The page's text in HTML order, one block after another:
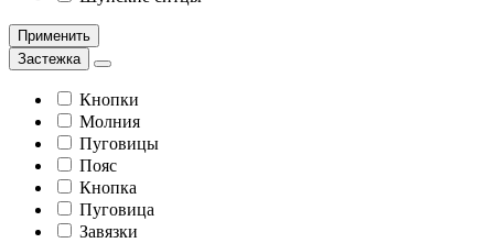
Применить
Застежка
Кнопки
Молния
Пуговицы
Пояс
Кнопка
Пуговица
Завязки